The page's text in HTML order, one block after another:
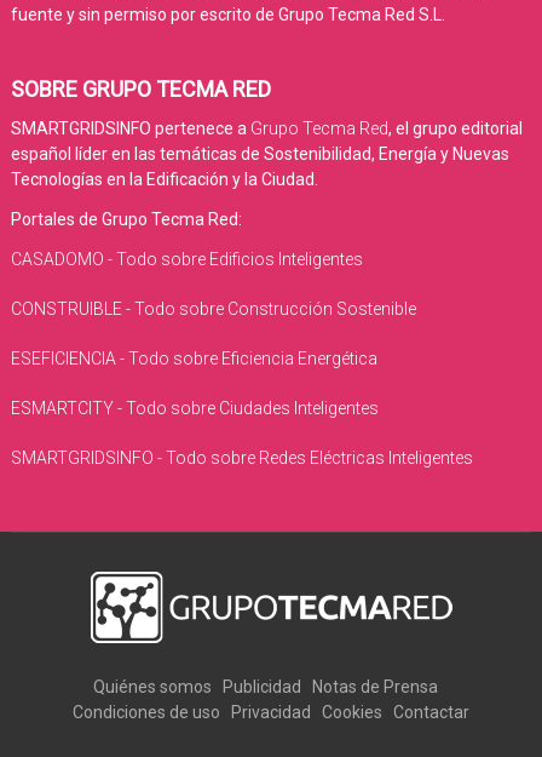
fuente y sin permiso por escrito de Grupo Tecma Red S.L.
SOBRE GRUPO TECMA RED
SMARTGRIDSINFO pertenece a Grupo Tecma Red, el grupo editorial
español líder en las temáticas de Sostenibilidad, Energía y Nuevas
Tecnologías en la Edificación y la Ciudad.
Portales de Grupo Tecma Red:
CASADOMO - Todo sobre Edificios Inteligentes
CONSTRUIBLE - Todo sobre Construcción Sostenible
ESEFICIENCIA - Todo sobre Eficiencia Energética
ESMARTCITY - Todo sobre Ciudades Inteligentes
SMARTGRIDSINFO - Todo sobre Redes Eléctricas Inteligentes
Quiénes somos Publicidad
Notas de Prensa
Condiciones de uso
Privacidad Cookies Contactar